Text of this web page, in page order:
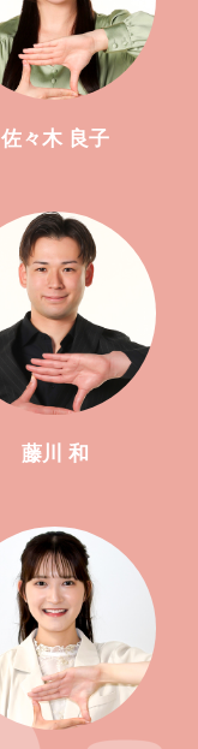
佐々木 良子
藤川 和